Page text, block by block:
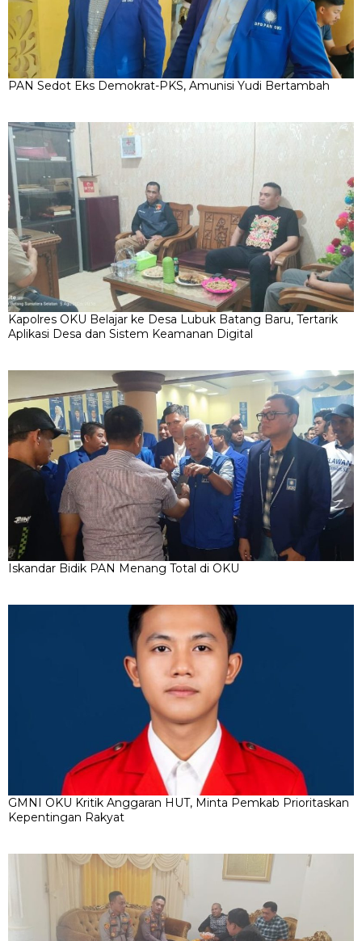
PAN Sedot Eks Demokrat-PKS, Amunisi Yudi Bertambah
Kapolres OKU Belajar ke Desa Lubuk Batang Baru, Tertarik
Aplikasi Desa dan Sistem Keamanan Digital
Iskandar Bidik PAN Menang Total di OKU
GMNI OKU Kritik Anggaran HUT, Minta Pemkab Prioritaskan
Kepentingan Rakyat